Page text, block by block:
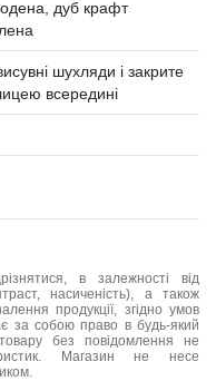
дуб крафт
шухляди і закрите
всередині
в залежності від
насиченість), а також
продукції, згідно умов
за собою право в будь-який
без повідомлення не
Магазин не несе